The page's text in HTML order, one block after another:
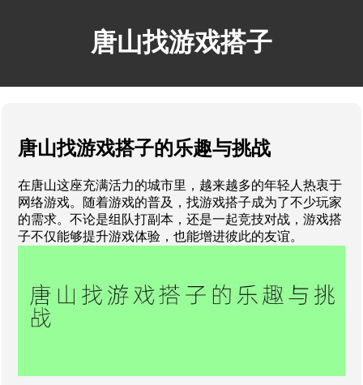
唐山找游戏搭子
唐山找游戏搭子的乐趣与挑战
在唐山这座充满活力的城市里，越来越多的年轻人热衷于
网络游戏。随着游戏的普及，找游戏搭子成为了不少玩家
的需求。不论是组队打副本，还是一起竞技对战，游戏搭
子不仅能够提升游戏体验，也能增进彼此的友谊。